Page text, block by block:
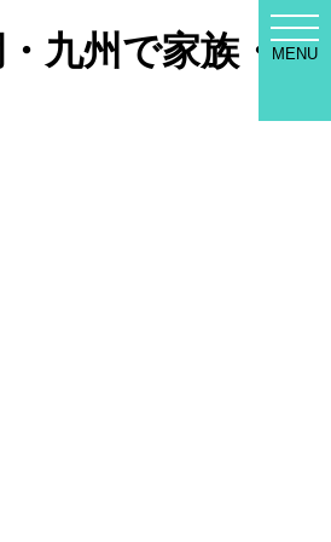
九州で家族・少
MENU